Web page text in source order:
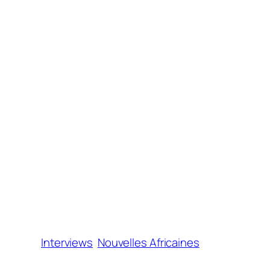
Interviews Nouvelles Africaines